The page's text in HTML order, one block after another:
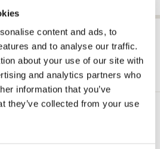
content and ads, to
and to analyse our traffic.
about your use of our site with
and analytics partners who
information that you’ve
they’ve collected from your use
Laren
voor haar